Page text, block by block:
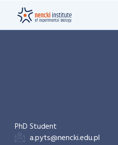
PhD Student
a.pyts@nencki.edu.pl